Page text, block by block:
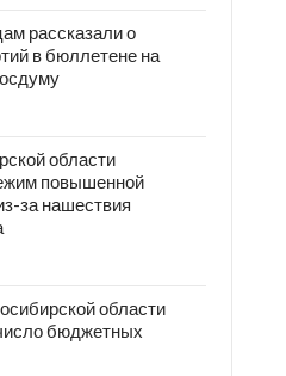
рассказали о
в бюллетене на
области
повышенной
за нашествия
области
бюджетных